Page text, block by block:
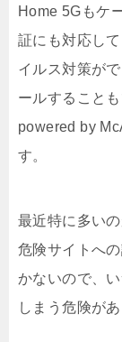
Home 5Gもケ
証にも対応し
イルス対策が
ールすること
powered by
す。
最近特に多い
危険サイトへ
かないので、
しまう危険があ